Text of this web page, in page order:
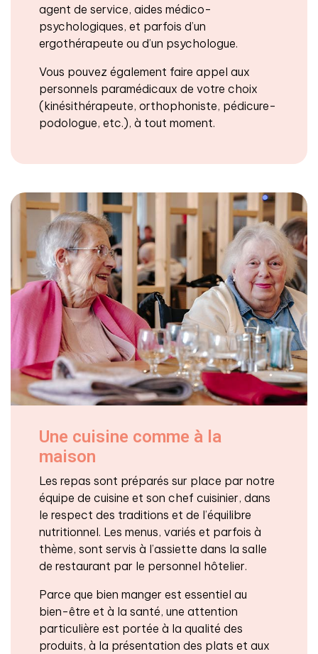
agent de service, aides médico-
psychologiques, et parfois d’un
ergothérapeute ou d’un psychologue.
Vous pouvez également faire appel aux
personnels paramédicaux de votre choix
(kinésithérapeute, orthophoniste, pédicure-
podologue, etc.), à tout moment.
Une cuisine comme à la
maison
Les repas sont préparés sur place par notre
équipe de cuisine et son chef cuisinier, dans
le respect des traditions et de l’équilibre
nutritionnel. Les menus, variés et parfois à
thème, sont servis à l’assiette dans la salle
de restaurant par le personnel hôtelier.
Parce que bien manger est essentiel au
bien-être et à la santé, une attention
particulière est portée à la qualité des
produits, à la présentation des plats et aux